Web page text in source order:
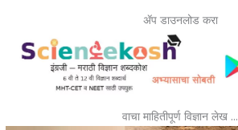
ॲप डाउनलोड करा
वाचा माहितीपूर्ण विज्ञान लेख …